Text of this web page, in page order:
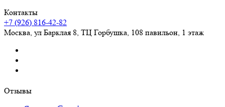
Контакты
+7 (926) 816-42-82
Москва, ул Барклая 8, ТЦ Горбушка, 108 павильон, 1 этаж
Отзывы